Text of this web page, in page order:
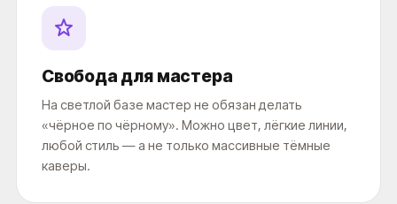
Свобода для мастера
На светлой базе мастер не обязан делать
«чёрное по чёрному». Можно цвет, лёгкие линии,
любой стиль — а не только массивные тёмные
каверы.